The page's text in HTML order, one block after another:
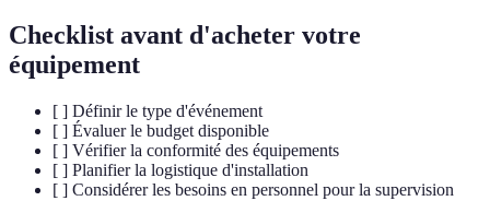
Checklist avant d'acheter votre
équipement
[ ] Définir le type d'événement
[ ] Évaluer le budget disponible
[ ] Vérifier la conformité des équipements
[ ] Planifier la logistique d'installation
[ ] Considérer les besoins en personnel pour la supervision